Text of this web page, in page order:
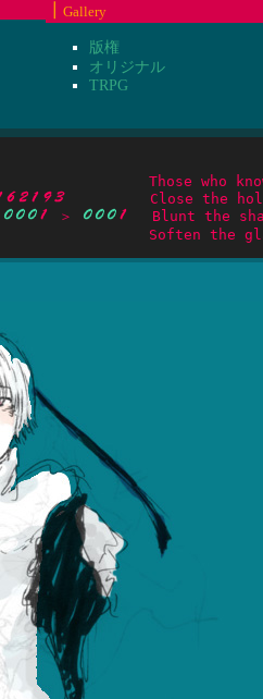
Gallery
版権
オリジナル
TRPG
Close the holes,
＞
Blunt the
Soften the glare,